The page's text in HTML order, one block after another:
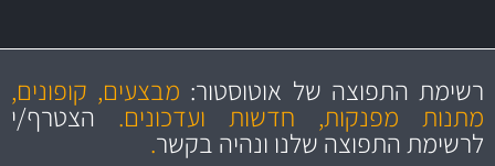
מקצועיות
ושירות מצויין
מחירים
הוגנים
והיצע מוצרים איכותירשימת התפוצה של אוטוסטור: מבצעים, קופונים,
מתנות מפנקות, חדשות ועדכונים. הצטרף/י
לרשימת התפוצה שלנו ונהיה בקשר.